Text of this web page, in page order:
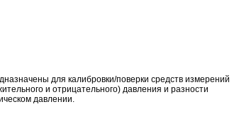
для калибровки/поверки средств измерений
и отрицательного) давления и разности
давлении.